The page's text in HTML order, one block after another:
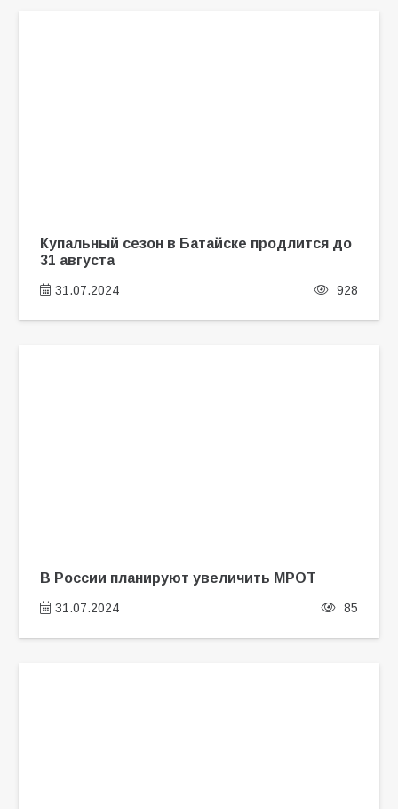
Купальный сезон в Батайске продлится до
31 августа
31.07.2024 928
В России планируют увеличить МРОТ
31.07.2024 85